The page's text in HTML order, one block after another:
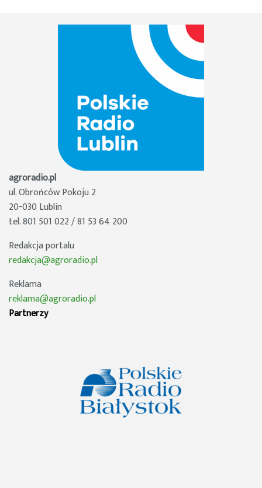
agroradio.pl
ul. Obrońców Pokoju 2
20-030 Lublin
tel. 801 501 022 / 81 53 64 200
Redakcja portalu
redakcja@agroradio.pl
Reklama
reklama@agroradio.pl
Partnerzy